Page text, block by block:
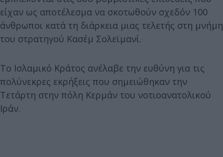
είχαν ως αποτέλεσμα να σκοτωθούν σχεδόν 100
άνθρωποι κατά τη διάρκεια μιας τελετής στη μνήμη
του στρατηγού Κασέμ Σολεϊμανί.
Το Ισλαμικό Κράτος ανέλαβε την ευθύνη για τις
πολύνεκρες εκρήξεις που σημειώθηκαν την
Τετάρτη στην πόλη Κερμάν του νοτιοανατολικού
Ιράν.